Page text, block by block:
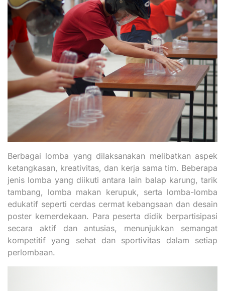
Berbagai lomba yang dilaksanakan melibatkan aspek
ketangkasan, kreativitas, dan kerja sama tim. Beberapa
jenis lomba yang diikuti antara lain balap karung, tarik
tambang, lomba makan kerupuk, serta lomba-lomba
edukatif seperti cerdas cermat kebangsaan dan desain
poster kemerdekaan. Para peserta didik berpartisipasi
secara aktif dan antusias, menunjukkan semangat
kompetitif yang sehat dan sportivitas dalam setiap
perlombaan.